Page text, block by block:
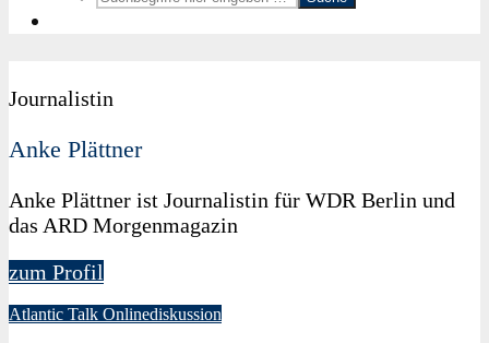
Journalistin
Anke Plättner
Anke Plättner ist Journalistin für WDR Berlin und
das ARD Morgenmagazin
zum Profil
Atlantic Talk Onlinediskussion